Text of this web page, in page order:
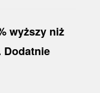
wyższy niż
Dodatnie